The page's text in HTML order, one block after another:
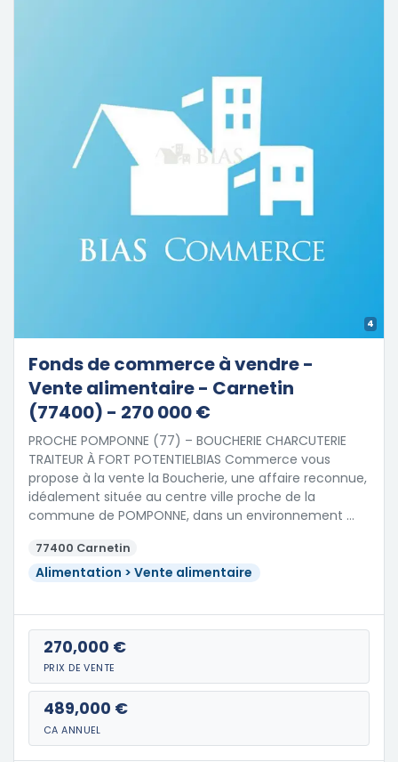
4
Fonds de commerce à vendre -
Vente alimentaire - Carnetin
(77400) - 270 000 €
PROCHE POMPONNE (77) – BOUCHERIE CHARCUTERIE
TRAITEUR À FORT POTENTIELBIAS Commerce vous
propose à la vente la Boucherie, une affaire reconnue,
idéalement située au centre ville proche de la
commune de POMPONNE, dans un environnement …
77400 Carnetin
Alimentation > Vente alimentaire
270,000 €
PRIX DE VENTE
489,000 €
CA ANNUEL